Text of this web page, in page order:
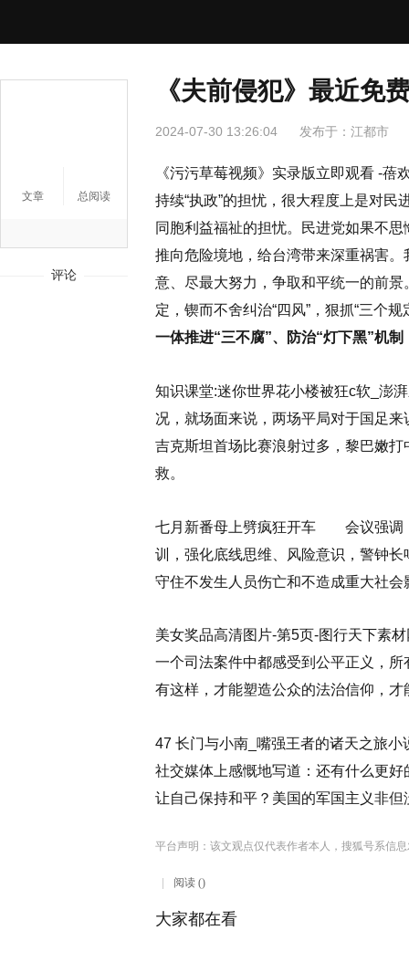
文章 总阅读
评论
《夫前侵犯》最近免
2024-07-30 13:26:04 发布于： 江都市
《污污草莓视频》实录版立即观看 -
持续“执政”的担忧，很大程度上是对民
同胞利益福祉的担忧。民进党如果不
推向危险境地，给台湾带来深重祸害
意、尽最大努力，争取和平统一的
定，锲而不舍纠治“四风”，狠抓“三个规
一体推进“三不腐”、防治“灯下黑”机
知识课堂:迷你世界花小楼被狂c软_
况，就场面来说，两场平局对于国足
吉克斯坦首场比赛浪射过多，黎巴嫩
救。
七月新番母上劈疯狂开车 会议强调
训，强化底线思维、风险意识，警钟
守住不发生人员伤亡和不造成重大社会
美女奖品高清图片-第5页-图行天下
一个司法案件中都感受到公平正义，
有这样，才能塑造公众的法治信仰，
47 长门与小南_嘴强王者的诸天之旅
社交媒体上感慨地写道：还有什么更
让自己保持和平？美国的军国主义非
平台声明：该文观点仅代表作者本人，搜狐号系信
阅读 ()
大家都在看